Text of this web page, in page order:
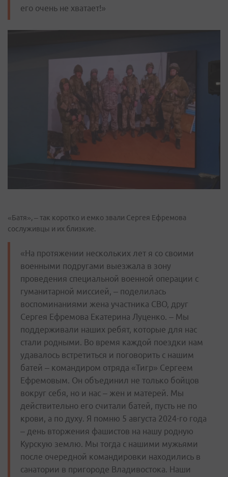
его очень не хватает!»
«Батя», – так коротко и емко звали Сергея Ефремова
сослуживцы и их близкие.
«На протяжении нескольких лет я со своими
военными подругами выезжала в зону
проведения специальной военной операции с
гуманитарной миссией, – поделилась
воспоминаниями жена участника СВО, друг
Сергея Ефремова Екатерина Луценко. – Мы
поддерживали наших ребят, которые для нас
стали родными. Во время каждой поездки нам
удавалось встретиться и поговорить с нашим
батей – командиром отряда «Тигр» Сергеем
Ефремовым. Он объединил не только бойцов
вокруг себя, но и нас – жен и матерей. Мы
действительно его считали батей, пусть не по
крови, а по духу. Я помню 5 августа 2024-го года
– день вторжения фашистов на нашу родную
Курскую землю. Мы тогда с нашими мужьями
после очередной командировки находились в
санатории в пригороде Владивостока. Наши